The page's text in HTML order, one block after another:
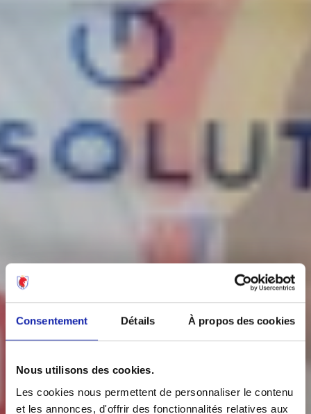
Consentement Détails À propos des cookies
Nous utilisons des cookies.
Les cookies nous permettent de personnaliser le contenu
et les annonces, d'offrir des fonctionnalités relatives aux